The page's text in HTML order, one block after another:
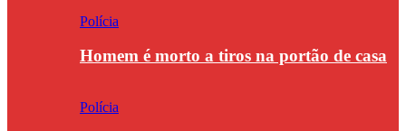
Polícia
Homem é morto a tiros na portão de casa
Polícia